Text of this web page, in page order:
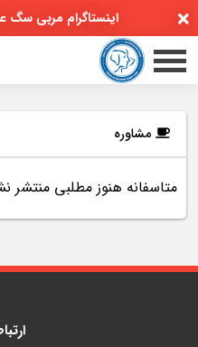
اینستاگرام مربی سگ
صفحه اصلی
پادکست سگ ها
مشاوره
متاسفانه هنوز مطلبی